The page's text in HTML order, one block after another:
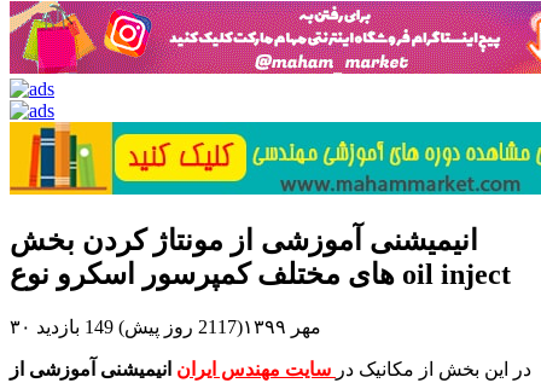
انیمیشنی آموزشی از مونتاژ کردن بخش
های مختلف کمپرسور اسکرو نوع oil inject
۳۰ مهر ۱۳۹۹(2117 روز پیش) 149 بازدید
در این بخش از مکانیک در سایت مهندس ایران انیمیشنی آموزشی از